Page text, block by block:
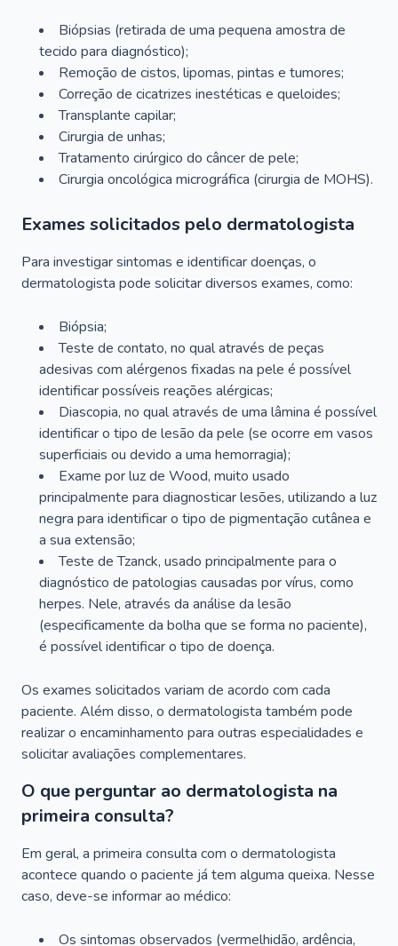
Biópsias (retirada de uma pequena amostra de
tecido para diagnóstico);
Remoção de cistos, lipomas, pintas e tumores;
Correção de cicatrizes inestéticas e queloides;
Transplante capilar;
Cirurgia de unhas;
Tratamento cirúrgico do câncer de pele;
Cirurgia oncológica micrográfica (cirurgia de MOHS).
Exames solicitados pelo dermatologista
Para investigar sintomas e identificar doenças, o
dermatologista pode solicitar diversos exames, como:
Biópsia;
Teste de contato, no qual através de peças
adesivas com alérgenos fixadas na pele é possível
identificar possíveis reações alérgicas;
Diascopia, no qual através de uma lâmina é possível
identificar o tipo de lesão da pele (se ocorre em vasos
superficiais ou devido a uma hemorragia);
Exame por luz de Wood, muito usado
principalmente para diagnosticar lesões, utilizando a luz
negra para identificar o tipo de pigmentação cutânea e
a sua extensão;
Teste de Tzanck, usado principalmente para o
diagnóstico de patologias causadas por vírus, como
herpes. Nele, através da análise da lesão
(especificamente da bolha que se forma no paciente),
é possível identificar o tipo de doença.
Os exames solicitados variam de acordo com cada
paciente. Além disso, o dermatologista também pode
realizar o encaminhamento para outras especialidades e
solicitar avaliações complementares.
O que perguntar ao dermatologista na
primeira consulta?
Em geral, a primeira consulta com o dermatologista
acontece quando o paciente já tem alguma queixa. Nesse
caso, deve-se informar ao médico:
Os sintomas observados (vermelhidão, ardência,